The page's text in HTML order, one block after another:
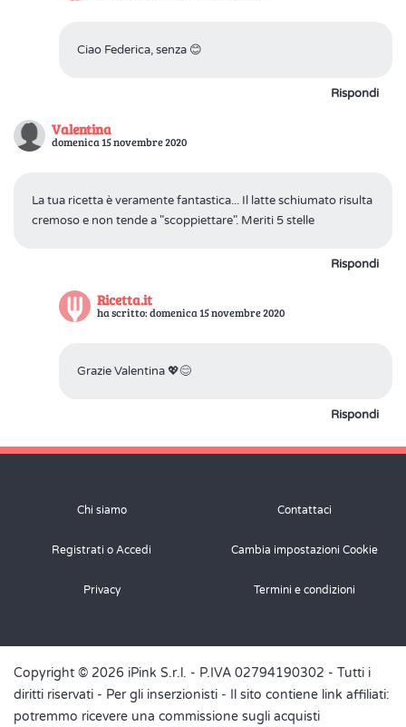
Ciao Federica, senza 😊
Rispondi
Valentina
domenica 15 novembre 2020
La tua ricetta è veramente fantastica... Il latte schiumato risulta
cremoso e non tende a "scoppiettare". Meriti 5 stelle
Rispondi
Ricetta.it
ha scritto: domenica 15 novembre 2020
Grazie Valentina 💖😊
Rispondi
Chi siamo Contattaci
Registrati o Accedi Cambia impostazioni Cookie
Privacy Termini e condizioni
Copyright © 2026 iPink S.r.l. - P.IVA 02794190302 - Tutti i
diritti riservati - Per gli inserzionisti - Il sito contiene link affiliati:
potremmo ricevere una commissione sugli acquisti